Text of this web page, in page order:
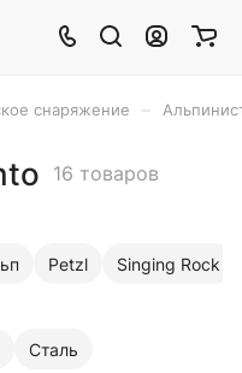
снаряжение
16 товаров
Petzl Singing Rock
Сталь